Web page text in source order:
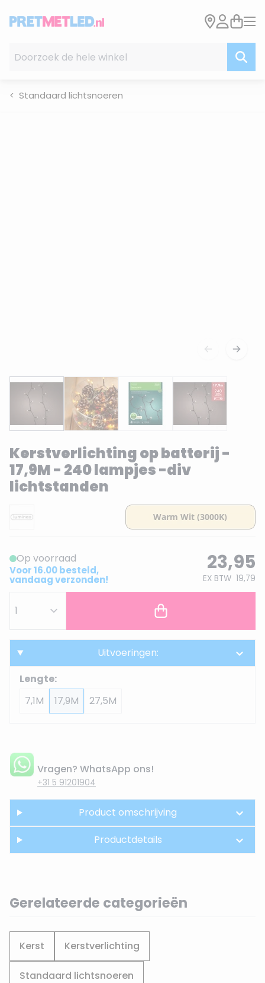
Standaard lichtsnoeren
Kerstverlichting op batterij -
17,9M - 240 lampjes -div
lichtstanden
Op voorraad
Voor 16.00 besteld,
vandaag verzonden!
23,95
EX BTW 19,79
Uitvoeringen:
Lengte:
7,1M
17,9M 27,5M
Vragen? WhatsApp ons!
+31 5 91201904
Product omschrijving
Productdetails
Gerelateerde categorieën
Kerst Kerstverlichting
Standaard lichtsnoeren